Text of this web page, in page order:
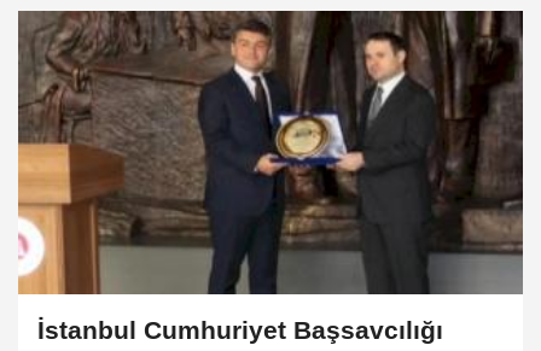
İstanbul Cumhuriyet Başsavcılığı